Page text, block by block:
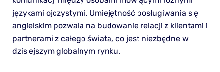
językami ojczystymi. Umiejętność posługiwania się
angielskim pozwala na budowanie relacji z klientami i
partnerami z całego świata, co jest niezbędne w
dzisiejszym globalnym rynku.